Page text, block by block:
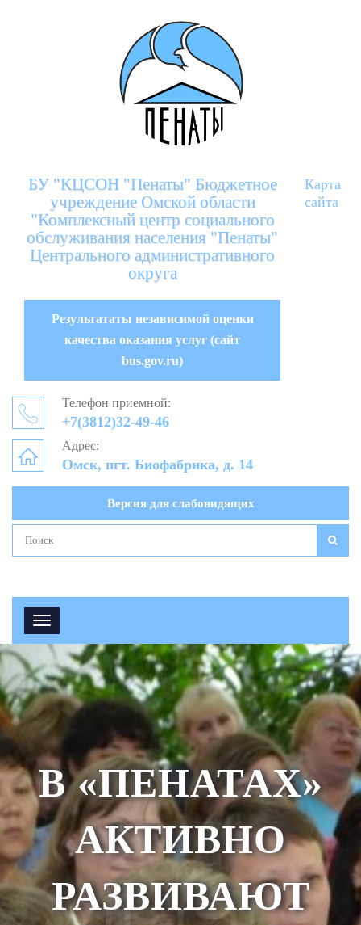
БУ "КЦСОН "Пенаты" Бюджетное
учреждение Омской области
"Комплексный центр социального
обслуживания населения "Пенаты"
Центрального административного
округа
Результататы независимой оценки
качества оказания услуг (сайт
bus.gov.ru)
Карта
сайта
Телефон приемной:
+7(3812)32-49-46
Адрес:
Омск, пгт. Биофабрика, д. 14
Версия для слабовидящих
В «ПЕНАТАХ»
АКТИВНО
РАЗВИВАЮТ